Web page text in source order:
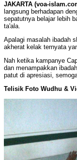
JAKARTA (voa-
langsung berhadapan
sepatutnya belajar lebih
ta'ala.
Apalagi masalah ibadah
akherat kelak ternyata
Nah ketika kampanye
dan menampakkan
patut di apresiasi,
Telisik Foto Wudhu &